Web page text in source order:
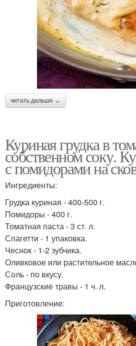
читать дальше →
Куриная грудка в
собственном соку.
с помидорами на
Ингредиенты:
Грудка куриная - 400-500 г.
Помидоры - 400 г.
Томатная паста - 3 ст. л.
Спагетти - 1 упаковка.
Чеснок - 1-2 зубчика.
Оливковое или растительное
Соль - по вкусу.
Французские травы - 1 ч. л.
Приготовление: